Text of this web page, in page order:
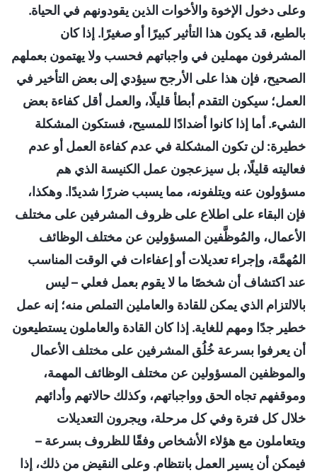
وعلى دخول الإخوة والأخوات الذين يقودونهم في الحياة.
بالطبع، قد يكون هذا التأثير كبيرًا أو صغيرًا. إذا كان
المشرفون مهملين في واجباتهم فحسب ولا يهتمون بعملهم
الصحيح، فإن هذا على الأرجح سيؤدي إلى بعض التأخير في
العمل؛ سيكون التقدم أبطأ قليلًا، والعمل أقل كفاءة بعض
الشيء. أما إذا كانوا أضدادًا للمسيح، فستكون المشكلة
خطيرة: لن تكون المشكلة في عدم كفاءة العمل أو عدم
فعاليته قليلًا، بل سيزعجون عمل الكنيسة الذي هم
مسؤولون عنه ويتلفونه، مما يسبب ضررًا شديدًا. وهكذا،
فإن البقاء على اطلاع على ظروف المشرفين على مختلف
الأعمال، والمُوظَّفين المسؤولين عن مختلف الوظائف
المُهمَّة، وإجراء تعديلات أو إعفاءات في الوقت المناسب
عند اكتشاف أن شخصًا ما لا يقوم بعمل فعلي – ليس
بالالتزام الذي يمكن للقادة والعاملين التملص منه؛ إنه عمل
خطير جدًا ومهم للغاية. إذا كان القادة والعاملون يستطيعون
أن يعرفوا بسرعة خُلُق المشرفين على مختلف الأعمال
والموظفين المسؤولين عن مختلف الوظائف المهمة،
وموقفهم تجاه الحق وواجباتهم، وكذلك حالاتهم وأدائهم
خلال كل فترة وفي كل مرحلة، ويجرون التعديلات
ويتعاملون مع هؤلاء الأشخاص وفقًا للظروف بسرعة –
فيمكن أن يسير العمل بانتظام. وعلى النقيض من ذلك، إذا